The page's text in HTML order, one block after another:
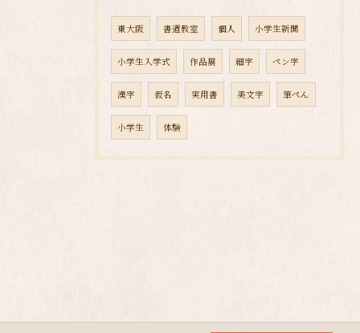
東大阪 書道教室 個人 小学生新聞
小学生入学式 作品展 細字 ペン字
漢字 仮名 実用書 美文字 筆ぺん
小学生 体験